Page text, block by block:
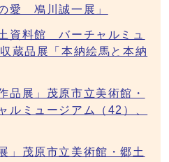
愛 鳰川誠一展」
資料館 バーチャルミュ
蔵品展「本納絵馬と本納
品展」茂原市立美術館・
ミュージアム（42）、
」茂原市立美術館・郷土